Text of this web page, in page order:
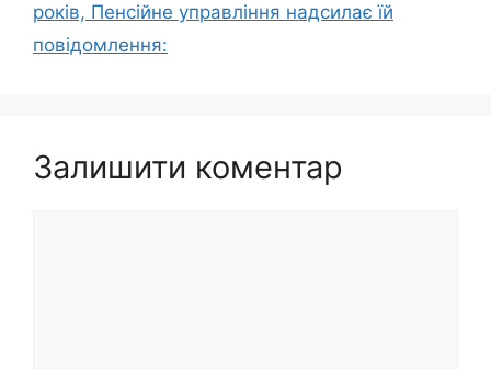
років, Пенсійне управління надсилає їй
повідомлення:
Залишити коментар